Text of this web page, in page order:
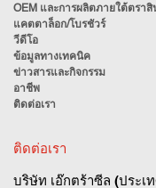
OEM และการผลิตภายใต้ตรา
แคตตาล็อก/โบรชัวร์
วีดีโอ
ข้อมูลทางเทคนิค
ข่าวสารและกิจกรรม
อาชีพ
ติดต่อเรา
ติดต่อเรา
บริษัท เอ๊กตร้าซีล (ประเ